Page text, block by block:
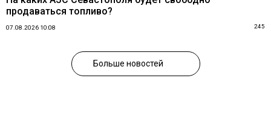
продаваться топливо?
07.08.2026 10:08 245
Больше новостей